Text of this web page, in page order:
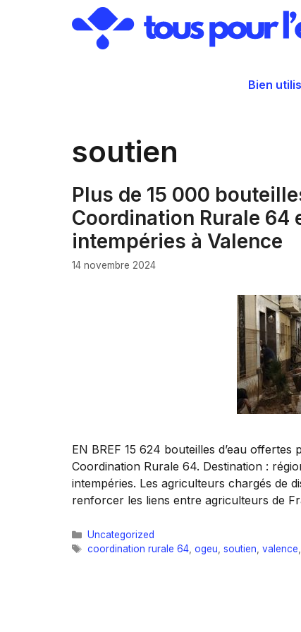
Bien
soutien
Plus de 15 000
Coordination Rurale
intempéries à Valence
14 novembre 2024
EN BREF 15 624 bouteilles d’eau offertes
Coordination Rurale 64. Destination :
intempéries. Les agriculteurs chargés de
renforcer les liens entre agriculteurs de
Catégories
Uncategorized
Étiquettes
coordination rurale 64, ogeu soutien valence